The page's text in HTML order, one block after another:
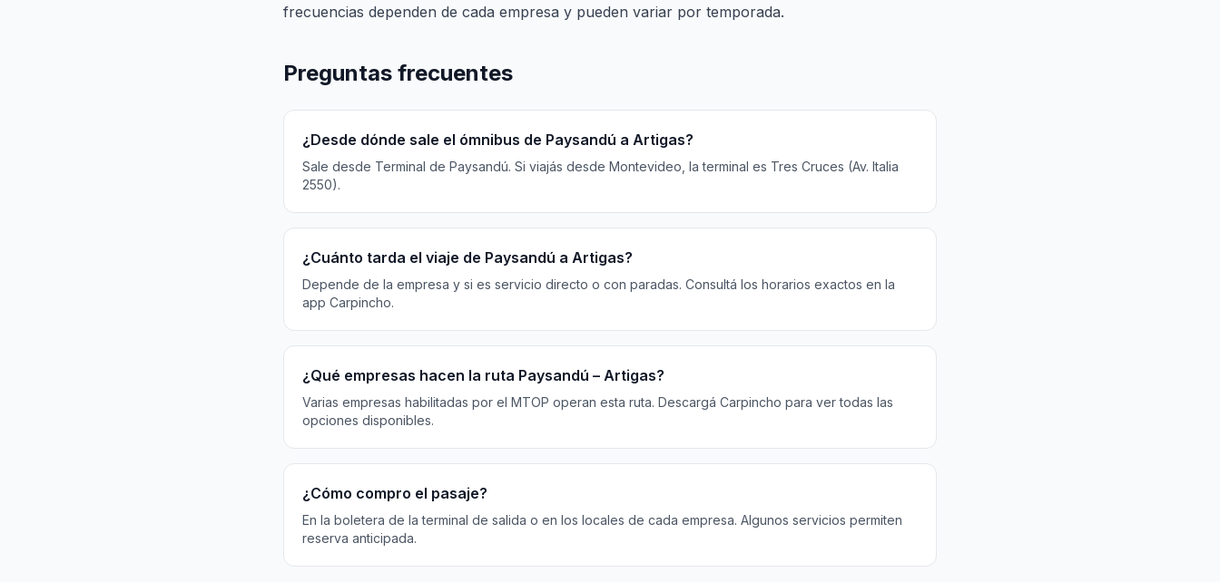
frecuencias dependen de cada empresa y pueden variar por temporada.
Preguntas frecuentes
¿Desde dónde sale el ómnibus de Paysandú a Artigas?
Sale desde Terminal de Paysandú. Si viajás desde Montevideo, la terminal es Tres Cruces (Av. Italia
2550).
¿Cuánto tarda el viaje de Paysandú a Artigas?
Depende de la empresa y si es servicio directo o con paradas. Consultá los horarios exactos en la
app Carpincho.
¿Qué empresas hacen la ruta Paysandú – Artigas?
Varias empresas habilitadas por el MTOP operan esta ruta. Descargá Carpincho para ver todas las
opciones disponibles.
¿Cómo compro el pasaje?
En la boletera de la terminal de salida o en los locales de cada empresa. Algunos servicios permiten
reserva anticipada.